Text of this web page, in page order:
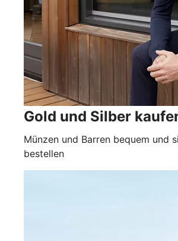
Gold und Silber
Münzen und Barren bequem und
bestellen